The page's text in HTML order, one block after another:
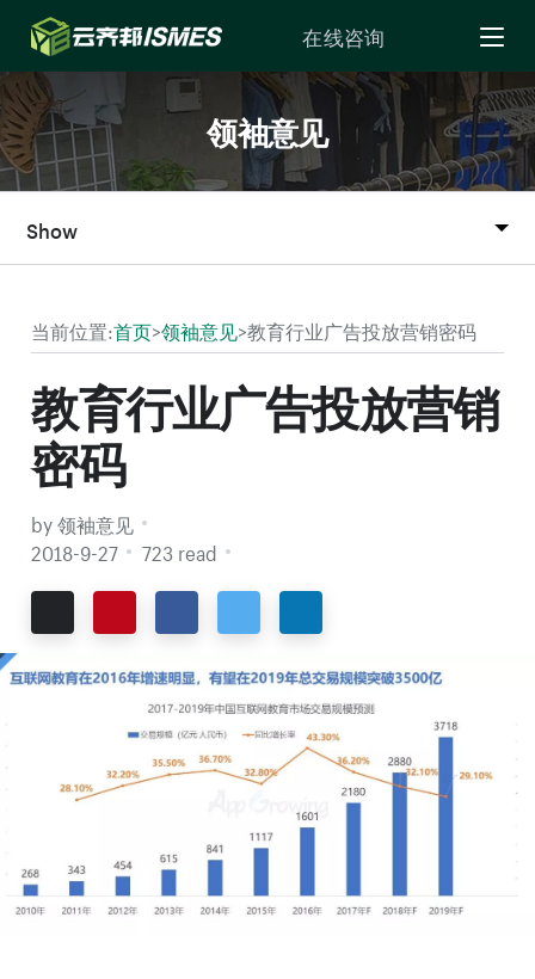
Skip to Content
在线咨询
领袖意见
Show
当前位置:首页>领袖意见>教育行业广告投放营销密码
教育行业广告投放营销
密码
by 领袖意见
2018-9-27
723 read